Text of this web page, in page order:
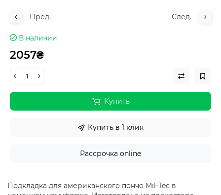
Пред. След.
В наличии
2057₴
Купить
Купить в 1 клик
Рассрочка online
Подкладка для американского пончо Mil-Tec в